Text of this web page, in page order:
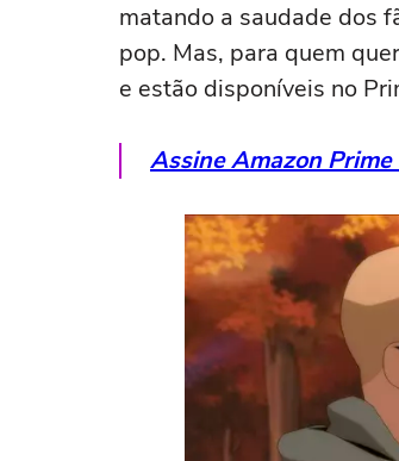
matando a saudade dos
pop. Mas, para quem
e estão disponíveis no
Assine Amazon Prime